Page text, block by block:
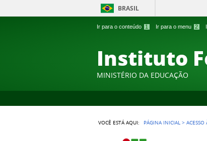
Ir para o conteúdo 1 Ir para o menu 2
BRASIL
Instituto
MINISTÉRIO DA EDUCAÇÃO
VOCÊ ESTÁ AQUI: PÁGINA INICIAL >